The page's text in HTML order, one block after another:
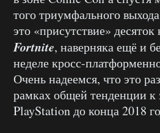
того триумфального
это «присутствие» десяток
Fortnite, наверняка ещё и
неделе кросс-
Очень надеемся, что это
рамках общей тенденции к
PlayStation до конца 2018